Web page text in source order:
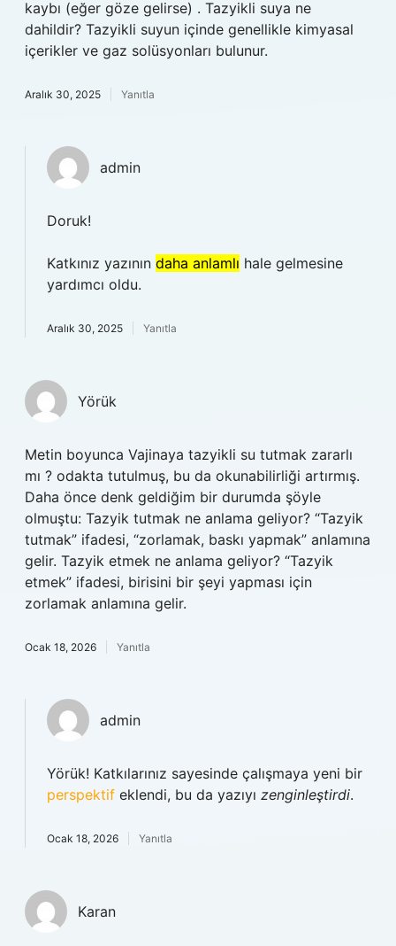
kaybı (eğer göze gelirse) . Tazyikli suya ne
dahildir? Tazyikli suyun içinde genellikle kimyasal
içerikler ve gaz solüsyonları bulunur.
Aralık 30, 2025 Yanıtla
admin
Doruk!
Katkınız yazının daha anlamlı hale gelmesine
yardımcı oldu.
Aralık 30, 2025 Yanıtla
Yörük
Metin boyunca Vajinaya tazyikli su tutmak zararlı
mı ? odakta tutulmuş, bu da okunabilirliği artırmış.
Daha önce denk geldiğim bir durumda şöyle
olmuştu: Tazyik tutmak ne anlama geliyor? “Tazyik
tutmak” ifadesi, “zorlamak, baskı yapmak” anlamına
gelir. Tazyik etmek ne anlama geliyor? “Tazyik
etmek” ifadesi, birisini bir şeyi yapması için
zorlamak anlamına gelir.
Ocak 18, 2026 Yanıtla
admin
Yörük! Katkılarınız sayesinde çalışmaya yeni bir
perspektif eklendi, bu da yazıyı zenginleştirdi.
Ocak 18, 2026 Yanıtla
Karan